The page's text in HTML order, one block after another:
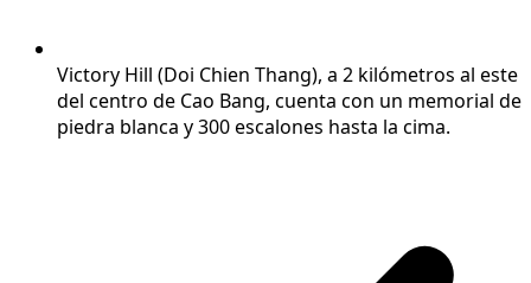
Victory Hill (Doi Chien Thang), a 2 kilómetros al este
del centro de Cao Bang, cuenta con un memorial de
piedra blanca y 300 escalones hasta la cima.